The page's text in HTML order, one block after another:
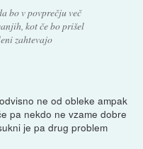
bo v povprečju več
kot če bo prišel
zahtevajo
ne od obleke ampak
pa nekdo ne vzame dobre
je pa drug problem